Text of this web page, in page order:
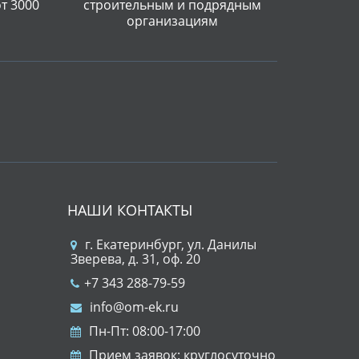
3000
строительным и подрядным
организациям
НАШИ КОНТАКТЫ
г. Екатеринбург, ул. Данилы
Зверева, д. 31, оф. 20
+7 343 288-79-59
info@om-ek.ru
Пн-Пт: 08:00-17:00
Прием заявок: круглосуточно